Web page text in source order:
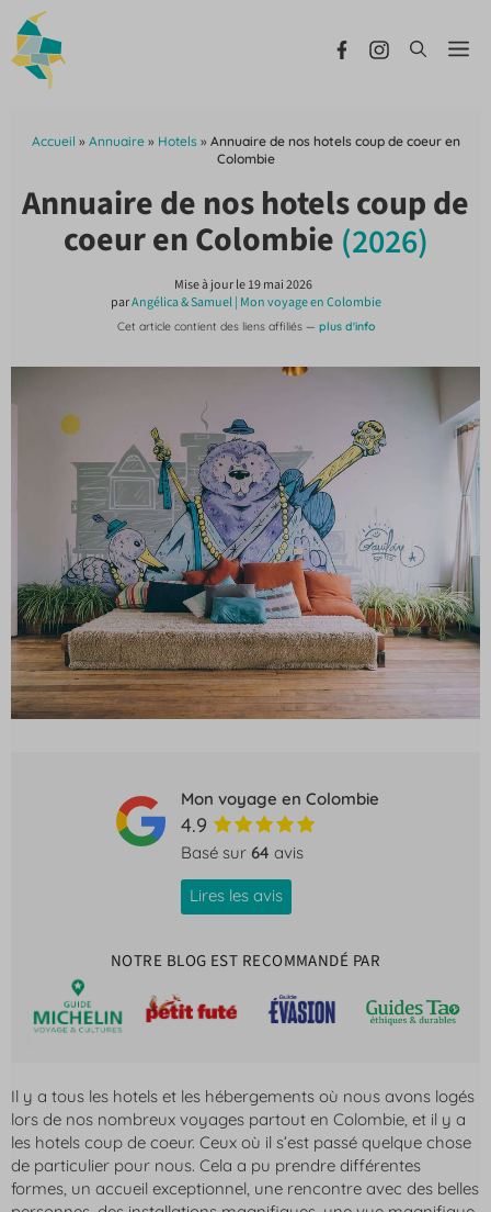
au
contenu
Accueil » Annuaire» Hotels» Annuaire de nos hotels coup de coeur en
Colombie
Annuaire de nos hotels coup de
coeur en Colombie (2026)
Mise à jour le19 mai 2026
parAngélica & Samuel | Mon voyage en Colombie
Cet article contient des liens affiliés — plus d'info
Mon voyage en Colombie
4.9
Basé sur 64 avis
Lires les avis
NOTRE BLOG EST RECOMMANDÉ PAR
Il y a tous les hotels et les hébergements où nous avons logés
lors de nos nombreux voyages partout en Colombie, et il y a
les hotels coup de coeur. Ceux où il s’est passé quelque chose
de particulier pour nous. Cela a pu prendre différentes
formes, un accueil exceptionnel, une rencontre avec des belles